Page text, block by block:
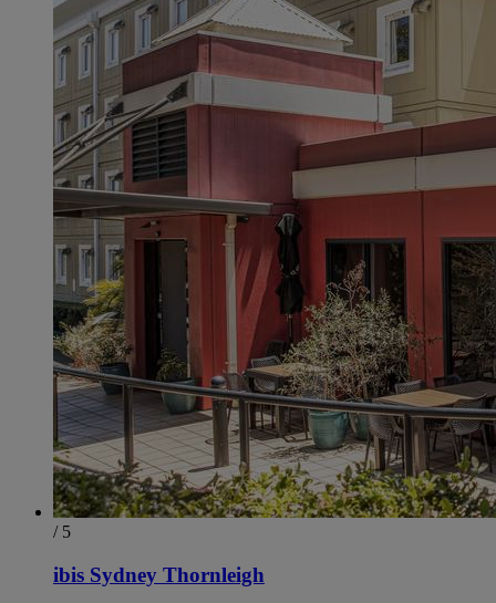
/ 5
ibis Sydney Thornleigh